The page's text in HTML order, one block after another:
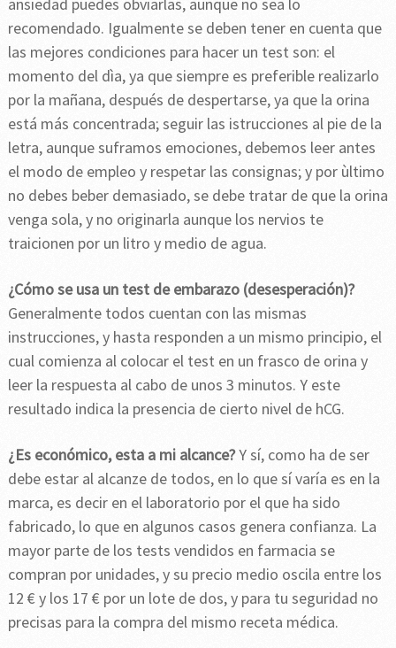
recomendado. Igualmente se deben tener en cuenta que
las mejores condiciones para hacer un test son: el
momento del dìa, ya que siempre es preferible realizarlo
por la mañana, después de despertarse, ya que la orina
está más concentrada; seguir las istrucciones al pie de la
letra, aunque suframos emociones, debemos leer antes
el modo de empleo y respetar las consignas; y por ùltimo
no debes beber demasiado, se debe tratar de que la orina
venga sola, y no originarla aunque los nervios te
traicionen por un litro y medio de agua.
¿Cómo se usa un test de embarazo (desesperación)?
Generalmente todos cuentan con las mismas
instrucciones, y hasta responden a un mismo principio, el
cual comienza al colocar el test en un frasco de orina y
leer la respuesta al cabo de unos 3 minutos. Y este
resultado indica la presencia de cierto nivel de hCG.
¿Es económico, esta a mi alcance?Y sí, como ha de ser
debe estar al alcanze de todos, en lo que sí varía es en la
marca, es decir en el laboratorio por el que ha sido
fabricado, lo que en algunos casos genera confianza. La
mayor parte de los tests vendidos en farmacia se
compran por unidades, y su precio medio oscila entre los
12 € y los 17 € por un lote de dos, y para tu seguridad no
precisas para la compra del mismo receta médica.